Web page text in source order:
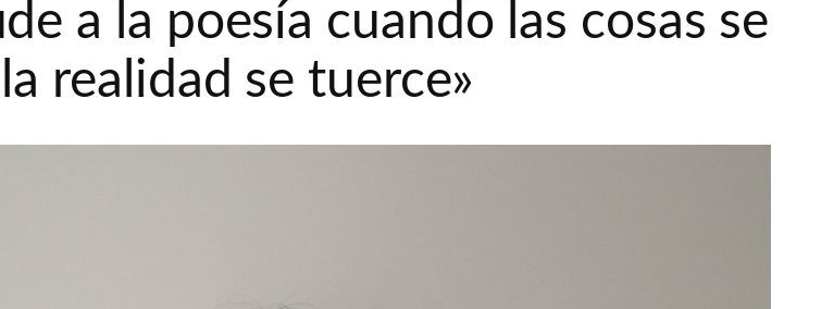
a la poesía cuando las cosas se
realidad se tuerce»